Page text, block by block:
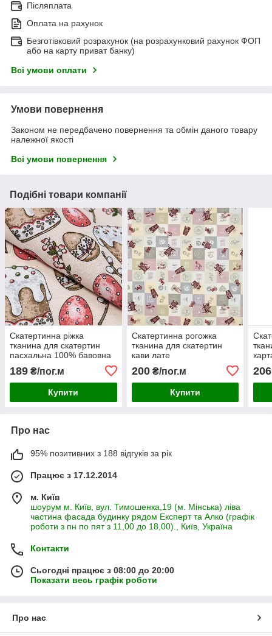
Післяплата
Оплата на рахунок
Безготівковий розрахунок (на розрахунковий рахунок ФОП
або на карту приват банку)
Всі умови оплати
Умови повернення
Законом не передбачено повернення та обмін даного товару
належної якості
Всі умови повернення
Подібні товари компанії
Скатертинна ріжка
тканина для скатертин
пасхальна 100% бавовна
189 ₴/пог.м
Купити
Скатертинна рогожка
тканина для скатертин
кави лате
200₴/пог.м
Купити
206
Про нас
95% позитивних з 188 відгуків за рік
Працює з 17.12.2014
м. Київ
шоурум м. Київ, вул. Тимошенка,19 (м. Мінська) ліва
частина фасада будинку рядом Експерт та Алко (графік
роботи з пн по пят з 11,00 до 18,00)., Київ, Україна
Контакти
Сьогодні працює з 08:00 до 20:00
Показати весь графік роботи
Про нас